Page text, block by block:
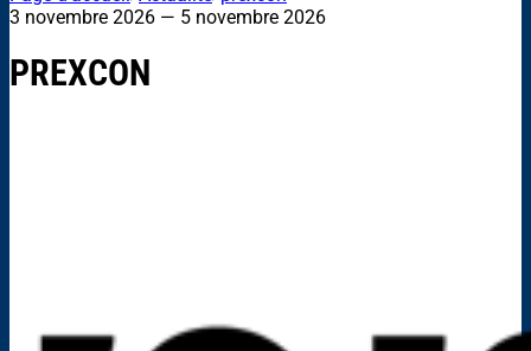
3 novembre 2026 — 5 novembre 2026
PREXCON